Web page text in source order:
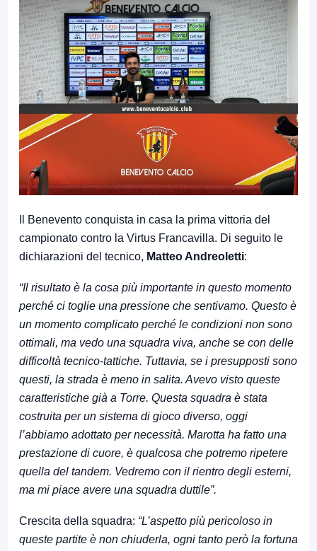
Il Benevento conquista in casa la prima vittoria del
campionato contro la Virtus Francavilla. Di seguito le
dichiarazioni del tecnico, Matteo Andreoletti:
“Il risultato è la cosa più importante in questo momento
perché ci toglie una pressione che sentivamo. Questo è
un momento complicato perché le condizioni non sono
ottimali, ma vedo una squadra viva, anche se con delle
difficoltà tecnico-tattiche. Tuttavia, se i presupposti sono
questi, la strada è meno in salita. Avevo visto queste
caratteristiche già a Torre. Questa squadra è stata
costruita per un sistema di gioco diverso, oggi
l’abbiamo adottato per necessità. Marotta ha fatto una
prestazione di cuore, è qualcosa che potremo ripetere
quella del tandem. Vedremo con il rientro degli esterni,
ma mi piace avere una squadra duttile”.
Crescita della squadra: “L’aspetto più pericoloso in
queste partite è non chiuderla, ogni tanto però la fortuna